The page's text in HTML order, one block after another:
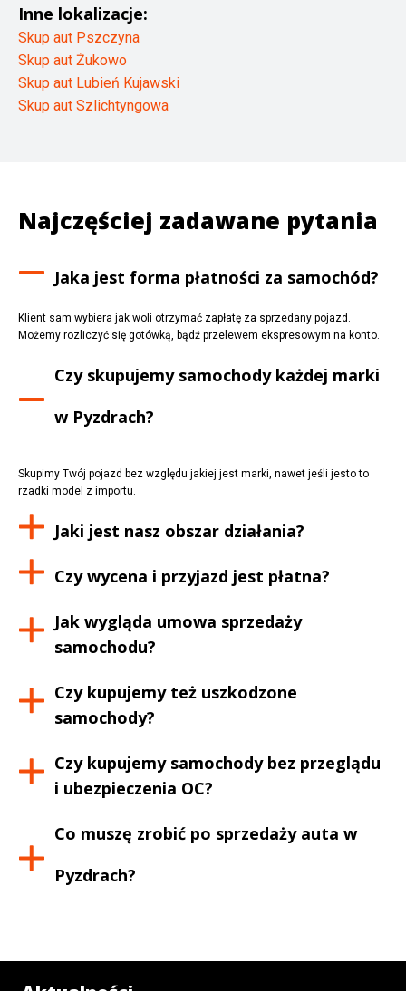
Inne lokalizacje:
Skup aut Pszczyna
Skup aut Żukowo
Skup aut Lubień Kujawski
Skup aut Szlichtyngowa
Najczęściej zadawane pytania
Jaka jest forma płatności za samochód?
Klient sam wybiera jak woli otrzymać zapłatę za sprzedany pojazd.
Możemy rozliczyć się gotówką, bądź przelewem ekspresowym na konto.
Czy skupujemy samochody każdej marki
w Pyzdrach?
Skupimy Twój pojazd bez względu jakiej jest marki, nawet jeśli jesto to
rzadki model z importu.
Jaki jest nasz obszar działania?
Czy wycena i przyjazd jest płatna?
Jak wygląda umowa sprzedaży
samochodu?
Czy kupujemy też uszkodzone
samochody?
Czy kupujemy samochody bez przeglądu
i ubezpieczenia OC?
Co muszę zrobić po sprzedaży auta w
Pyzdrach?